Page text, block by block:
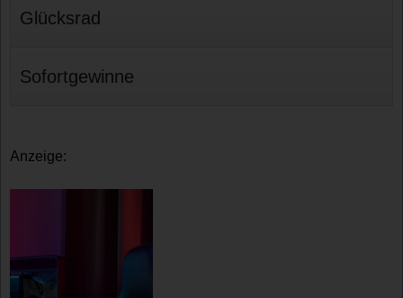
Glücksrad
Sofortgewinne
Anzeige: